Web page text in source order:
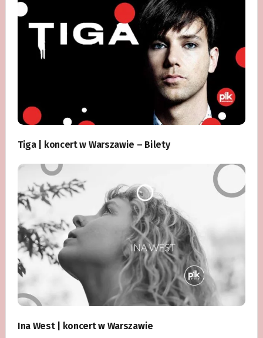
Tiga | koncert w Warszawie – Bilety
Ina West | koncert w Warszawie